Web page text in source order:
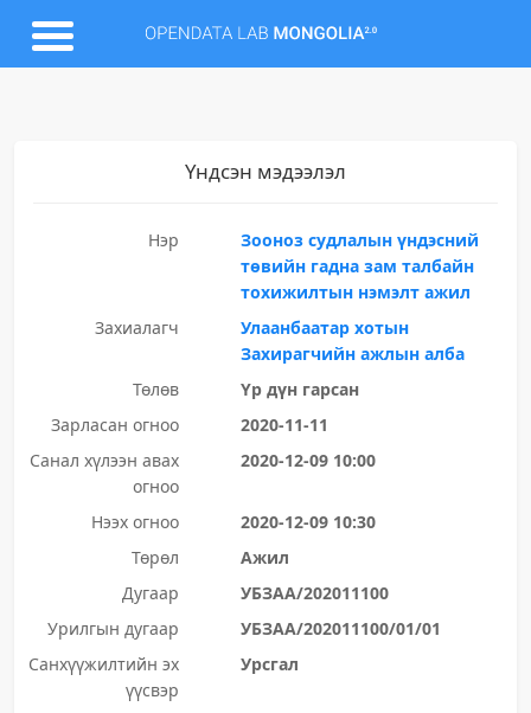
Үндсэн мэдээлэл
Нэр
Зооноз судлалын үндэсний
төвийн гадна зам талбайн
тохижилтын нэмэлт ажил
Захиалагч
Улаанбаатар хотын
Захирагчийн ажлын алба
Төлөв
Үр дүн гарсан
Зарласан огноо
2020-11-11
Санал хүлээн авах
огноо
2020-12-09 10:00
Нээх огноо
2020-12-09 10:30
Төрөл
Ажил
Дугаар
УБЗАА/202011100
Урилгын дугаар
УБЗАА/202011100/01/01
Санхүүжилтийн эх
үүсвэр
Урсгал